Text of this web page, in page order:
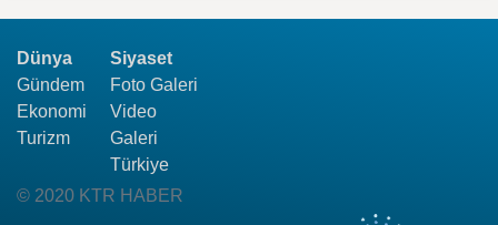
Dünya
Gündem
Ekonomi
Turizm
Siyaset
Foto Galeri
Video
Galeri
Türkiye
© 2020 KTR HABER